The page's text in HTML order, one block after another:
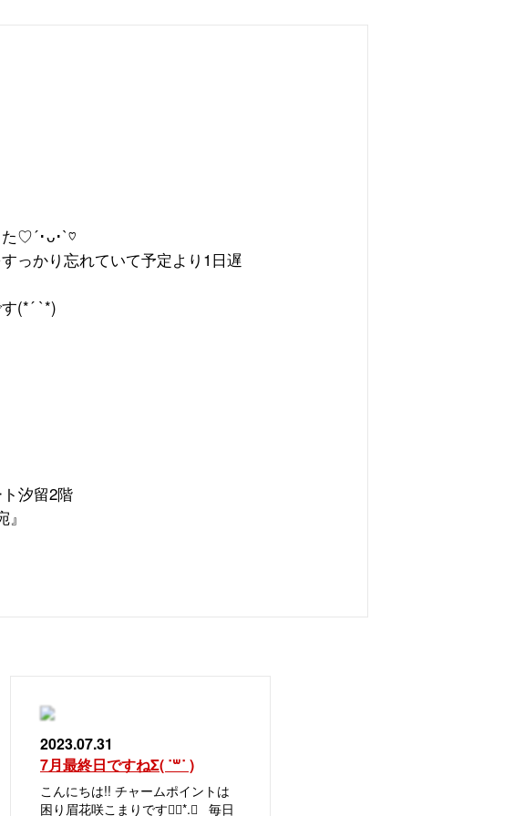
♡´･ᴗ･`♡
っかり忘れていて予定より 1 日遅
(*´ `*)
汐留2階
2023.07.31
7月最終日ですねΣ( ˙꒳​˙ )
こんにちは!! チャームポイントは
困り眉花咲こまりです❁⃘*.ﾟ 毎日